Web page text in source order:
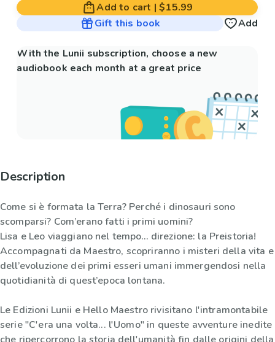
Add to cart |$15.99
Gift this book
Add
With the Lunii subscription, choose a new
audiobook each month at a great price
Description
Come si è formata la Terra? Perché i dinosauri sono
scomparsi? Com’erano fatti i primi uomini?
Lisa e Leo viaggiano nel tempo… direzione: la Preistoria!
Accompagnati da Maestro, scopriranno i misteri della vita e
dell’evoluzione dei primi esseri umani immergendosi nella
quotidianità di quest’epoca lontana.
Le Edizioni Lunii e Hello Maestro rivisitano l'intramontabile
serie "C'era una volta... l'Uomo" in queste avventure inedite